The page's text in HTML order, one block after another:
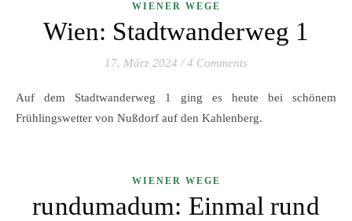
WIENER WEGE
Wien: Stadtwanderweg 1
17. März 2024 / 4 Comments
Auf dem Stadtwanderweg 1 ging es heute bei schönem
Frühlingswetter von Nußdorf auf den Kahlenberg.
WIENER WEGE
rundumadum: Einmal rund